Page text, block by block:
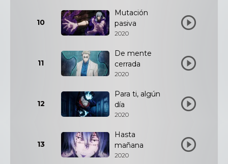
10
Mutación
pasiva
2020
11
De mente
cerrada
2020
12
Para ti, algún
día
2020
13
Hasta
mañana
2020